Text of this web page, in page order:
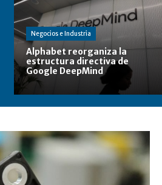
Negocios e Industria
Alphabet reorganiza la
estructura directiva de
Google DeepMind